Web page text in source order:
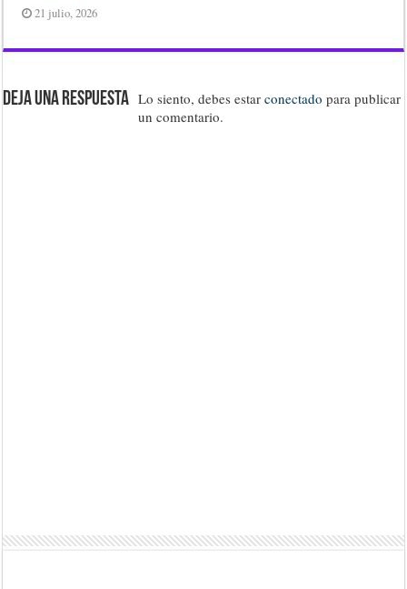
21 julio, 2026
Deja una respuesta Lo siento, debes estarconectado para publicar
un comentario.